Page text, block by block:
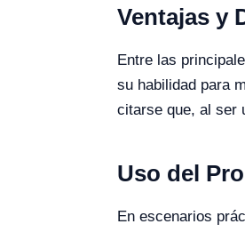
Ventajas y
Entre las
su habilidad para
citarse que, al ser
Uso del
En escenarios